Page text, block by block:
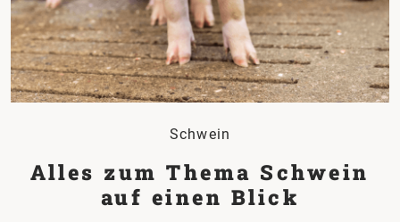
Schwein
Alles zum Thema Schwein
auf einen Blick